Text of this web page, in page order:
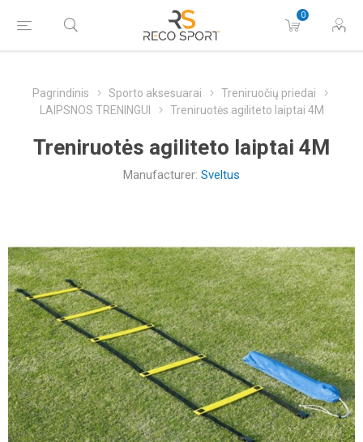
0
Pagrindinis Sporto aksesuarai
Treniruočių priedai
LAIPSNOS TRENINGUI
Treniruotės agiliteto laiptai 4M
Treniruotės agiliteto laiptai 4M
Manufacturer: Sveltus